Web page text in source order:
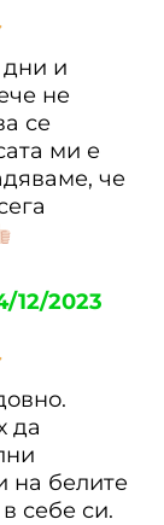
дни и
не
се
ми е
че
12/2023
да
на белите
себе си.